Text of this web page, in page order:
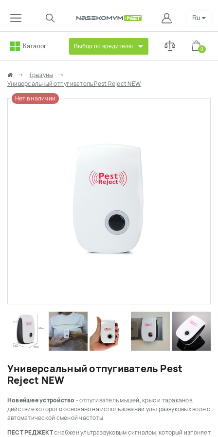
Каталог Выбор по вредителю 0
Ru
Грызуны
Универсальный отпугиватель Pest Reject NEW
Нет в наличии
Универсальный отпугиватель Pest
Reject NEW
Новейшее устройство - отпугиватель мышей, крыс и тараканов,
действие которого основано на использовании ультразвуковых волн с
автоматической сменой частоты.
ПЕСТ РЕДЖЕКТснабжен ультразвуковым сигналом, который изгоняет